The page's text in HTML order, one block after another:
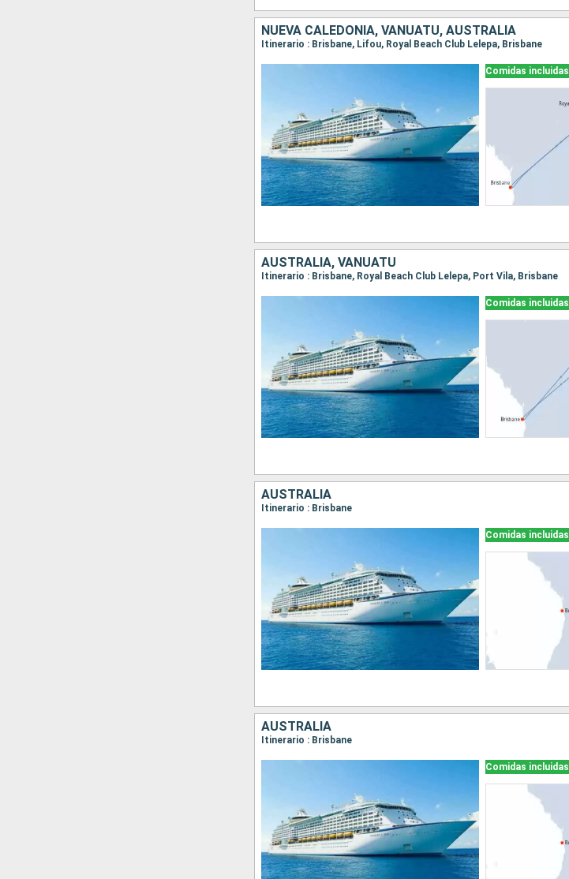
NUEVA CALEDONIA, VANUATU, AUSTRALIA
Itinerario : Brisbane, Lifou, Royal Beach Club Lelepa, Brisbane
Comidas incluidas
AUSTRALIA, VANUATU
Itinerario : Brisbane, Royal Beach Club Lelepa, Port Vila, Brisbane
Comidas incluidas
AUSTRALIA
Itinerario : Brisbane
Comidas incluidas
AUSTRALIA
Itinerario : Brisbane
Comidas incluidas